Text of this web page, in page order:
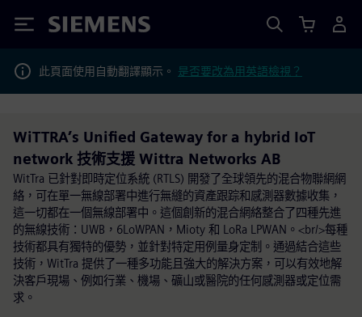
Siemens
此頁面使用自動翻譯顯示。 是否要改為用英語檢視？
WiTTRA’s Unified Gateway for a hybrid IoT
network 技術支援 Wittra Networks AB
WitTra 已針對即時定位系統 (RTLS) 開發了全球領先的混合物聯網網
絡，可在單一無線部署中進行無縫的資產跟踪和感測器數據收集，
這一切都在一個無線部署中。這個創新的混合網絡整合了四種先進
的無線技術：UWB，6LoWPAN，Mioty 和 LoRa LPWAN。<br/>每種
技術都具有獨特的優勢，並針對特定用例量身定制。通過結合這些
技術，WitTra 提供了一種多功能且強大的解決方案，可以有效地解
決客戶現場、例如行業、機場、礦山或醫院的任何感測器或定位需
求。